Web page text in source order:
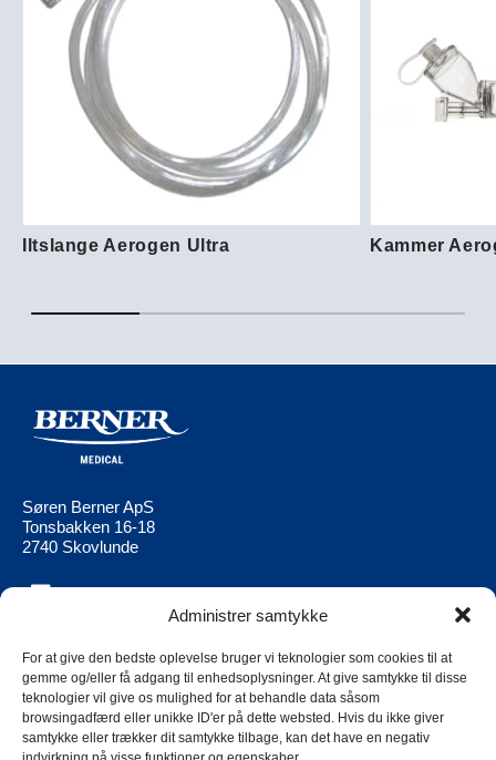
Administrer samtykke
For at give den bedste oplevelse bruger vi teknologier som cookies til at
gemme og/eller få adgang til enhedsoplysninger. At give samtykke til disse
teknologier vil give os mulighed for at behandle data såsom
browsingadfærd eller unikke ID'er på dette websted. Hvis du ikke giver
samtykke eller trækker dit samtykke tilbage, kan det have en negativ
Iltslange Aerogen Ultra Kammer
Søren Berner ApS
Tonsbakken 16-18
2740 Skovlunde
Produkter
Aktuell
Kontakt os
Berner Group Supplier Code of
Berner Ltd
Berner Medical FI
Berner Medical
NO
Berner Medical